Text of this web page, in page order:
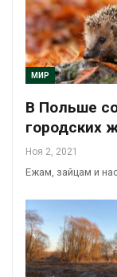
МИР
В Польше
городских
Ноя 2, 2021
Ежам, зайцам и